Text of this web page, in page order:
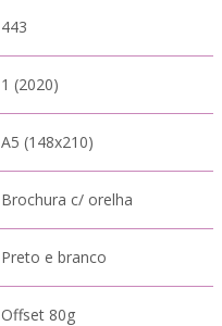
443
1 (2020)
A5 (148x210)
Brochura c/ orelha
Preto e branco
Offset 80g